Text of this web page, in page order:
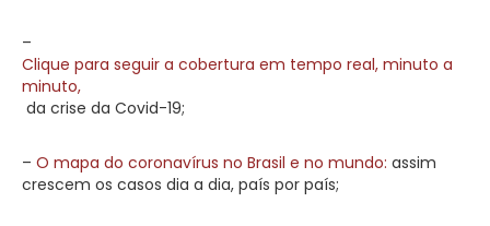
–
Clique para seguir a cobertura em tempo real, minuto a
minuto,
da crise da Covid-19;
– O mapa do coronavírus no Brasil e no mundo: assim
crescem os casos dia a dia, país por país;